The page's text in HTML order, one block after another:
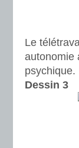
Le
autonomie
psychique.
Dessin 3